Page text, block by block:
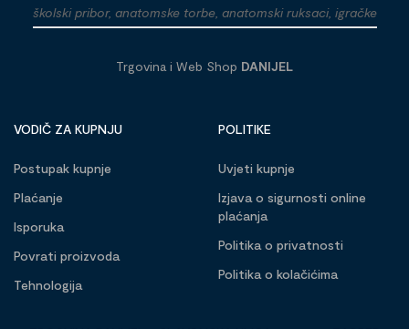
školski pribor, anatomske torbe, anatomski ruksaci, igračke
Trgovina i Web Shop DANIJEL
VODIČ ZA KUPNJU
Postupak kupnje
Plaćanje
Isporuka
Povrati proizvoda
Tehnologija
POLITIKE
Uvjeti kupnje
Izjava o sigurnosti online
plaćanja
Politika o privatnosti
Politika o kolačićima